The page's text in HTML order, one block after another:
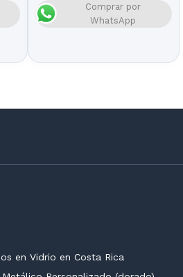
Comprar por
WhatsApp
en Vidrio en Costa Rica